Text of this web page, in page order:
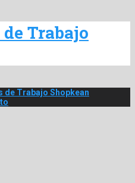
de Trabajo Shopkean